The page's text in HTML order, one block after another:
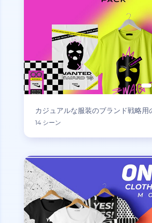
カジュアルな服装のブランド戦略用
14 シーン